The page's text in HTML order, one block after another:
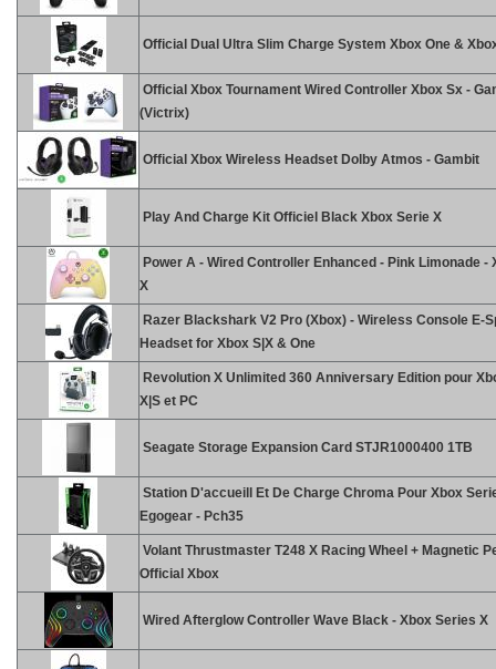
Official Dual Ultra Slim Charge System Xbox One &
Official Xbox Tournament Wired Controller Xbox Sx -
(Victrix)
Official Xbox Wireless Headset Dolby Atmos - Gambit
Play And Charge Kit Officiel Black Xbox Serie X
Power A - Wired Controller Enhanced - Pink Limonade -
X
Razer Blackshark V2 Pro (Xbox) - Wireless Console E-
Headset for Xbox S|X & One
Revolution X Unlimited 360 Anniversary Edition pour
X|S et PC
Seagate Storage Expansion Card STJR1000400 1TB
Station D'accueill Et De Charge Chroma Pour Xbox
Egogear - Pch35
Volant Thrustmaster T248 X Racing Wheel + Magnetic
Official Xbox
Wired Afterglow Controller Wave Black - Xbox Series X